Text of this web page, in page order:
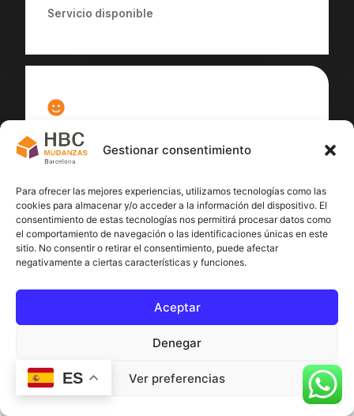
Gestionar consentimiento
Para ofrecer las mejores experiencias, utilizamos tecnologías como las
cookies para almacenar y/o acceder a la información del dispositivo. El
consentimiento de estas tecnologías nos permitirá procesar datos como
el comportamiento de navegación o las identificaciones únicas en este
sitio. No consentir o retirar el consentimiento, puede afectar
negativamente a ciertas características y funciones.
Aceptar
Denegar
Ver preferencias
Servicio disponible
100
ES